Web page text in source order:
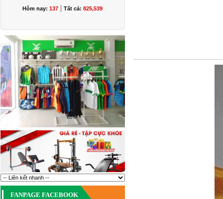
Hôm nay: 137 | Tất cả: 825,539
FANPAGE FACEBOOK